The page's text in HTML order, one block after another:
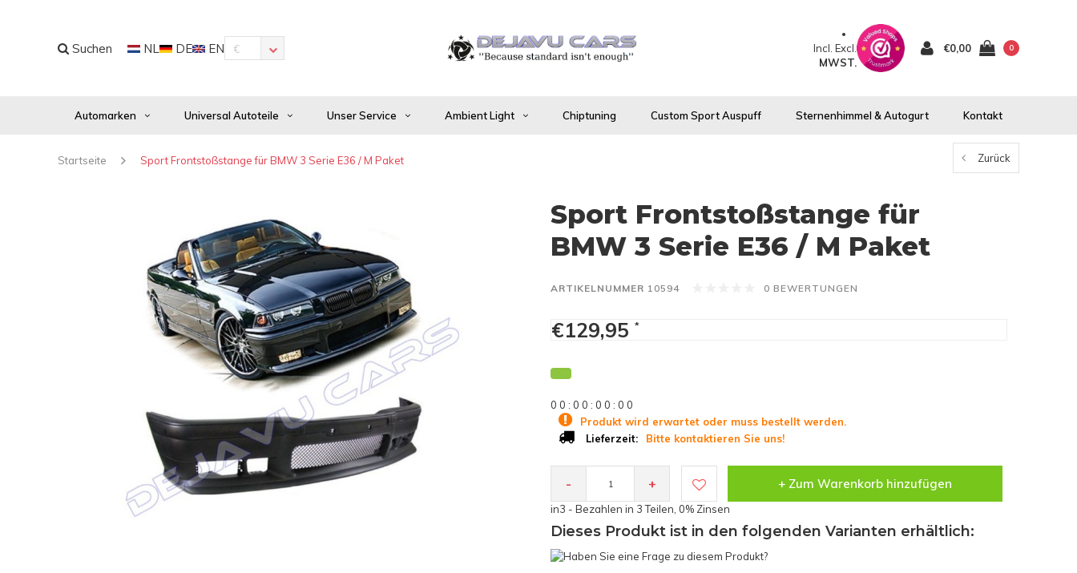
Suchen NL DE EN € Incl. Excl.
MWST.
€0,00 0
Automarken Universal Autoteile Unser Service Ambient Light Chiptuning Custom Sport Auspuff Sternenhimmel & Autogurt Kontakt
Startseite Sport Frontstoßstange für BMW 3 Serie E36 / M Paket Zurück
Sport Frontstoßstange für
BMW 3 Serie E36 / M Paket
ARTIKELNUMMER 10594 0 BEWERTUNGEN
€129,95 *
0 0 : 0 0 : 0 0 : 0 0
Produkt wird erwartet oder muss bestellt werden.
Lieferzeit:
Bitte kontaktieren Sie uns!
- + + Zum Warenkorb hinzufügen
in3 - Bezahlen in 3 Teilen, 0% Zinsen
Dieses Produkt ist in den folgenden Varianten erhältlich: